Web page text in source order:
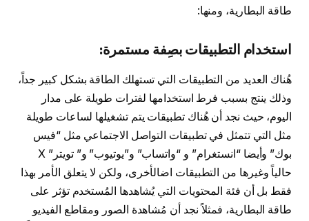
طاقة البطارية، ومنها:
استخدام التطبيقات بصِفة مستمرة:
هُناك العديد من التطبيقات التي تستهلك الطاقة بشكل كبير جداً،
وذلك ينتج بسبب فرط استخدامها لفترات طويلة على مدار
اليوم، حيث نجد أن هُناك تطبيقات يتم تشغيلها لساعات طويلة
مثل التي تتمثل في تطبيقات التواصل الاجتماعي مثل “فيس
بوك” وأيضا “انستغرام” و “واتساب” و”يوتيوب” و” تويتر” X
حالياً وغيرها من التطبيقات اضالأخرى، ولكن لا يتعلق الأمر بهذا
فقط بل أن فئة المحتويات التي يُشاهدها المُستخدم تؤثر على
طاقة البطارية، فمثلاً نجد أن مُشاهدة الصور ومقاطع الفيديو